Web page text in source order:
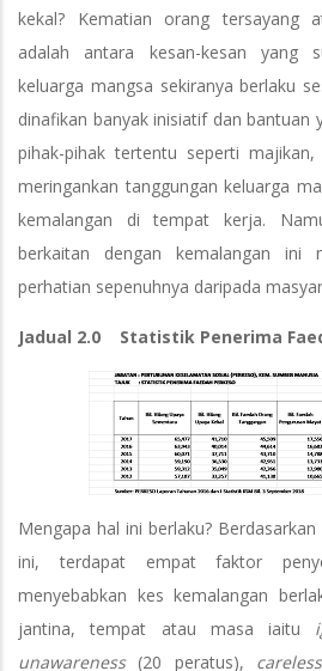
kekal? Kematian orang tersayang
adalah antara kesan-kesan yang
keluarga mangsa sekiranya berlaku
dinafikan banyak inisiatif dan bantuan
pihak-pihak tertentu seperti
meringankan tanggungan keluarga
kemalangan di tempat kerja.
berkaitan dengan kemalangan ini
perhatian sepenuhnya daripada
Jadual 2.0 Statistik Penerima
Mengapa hal ini berlaku?
ini, terdapat empat faktor
menyebabkan kes kemalangan
jantina, tempat atau masa iaitu
unawareness(20 peratus),